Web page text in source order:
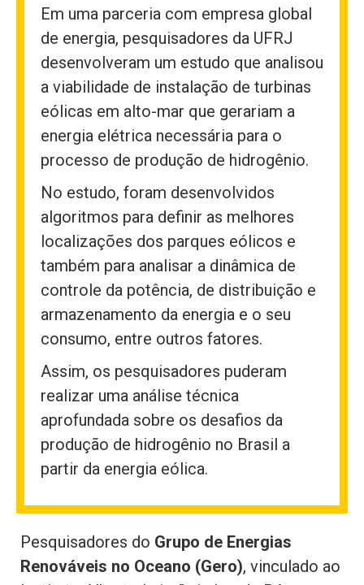
Em uma parceria com empresa global
de energia, pesquisadores da UFRJ
desenvolveram um estudo que analisou
a viabilidade de instalação de turbinas
eólicas em alto-mar que gerariam a
energia elétrica necessária para o
processo de produção de hidrogênio.
No estudo, foram desenvolvidos
algoritmos para definir as melhores
localizações dos parques eólicos e
também para analisar a dinâmica de
controle da potência, de distribuição e
armazenamento da energia e o seu
consumo, entre outros fatores.
Assim, os pesquisadores puderam
realizar uma análise técnica
aprofundada sobre os desafios da
produção de hidrogênio no Brasil a
partir da energia eólica.
Pesquisadores do Grupo de Energias
Renováveis no Oceano (Gero), vinculado ao